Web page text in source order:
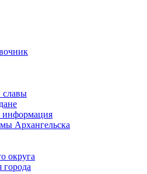
славы
информация
Архангельска
округа